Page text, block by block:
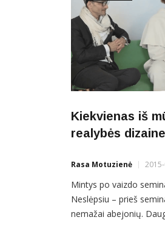
Kiekvienas iš
realybės
Rasa Motuzienė
Mintys po vaizdo
Neslėpsiu – prieš
nemažai abejonių.